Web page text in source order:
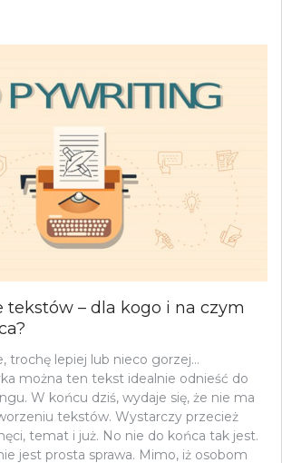
tekstów – dla kogo i na czym
trochę lepiej lub nieco gorzej…
można ten tekst idealnie odnieść do
W końcu dziś, wydaje się, że nie ma
tekstów. Wystarczy przecież
temat i już. No nie do końca tak jest.
jest prosta sprawa. Mimo, iż osobom